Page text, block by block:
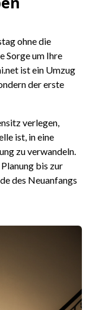
ohne die
Sorge um Ihre
ist ein Umzug
der erste
verlegen,
ist, in eine
zu verwandeln.
bis zur
des Neuanfangs